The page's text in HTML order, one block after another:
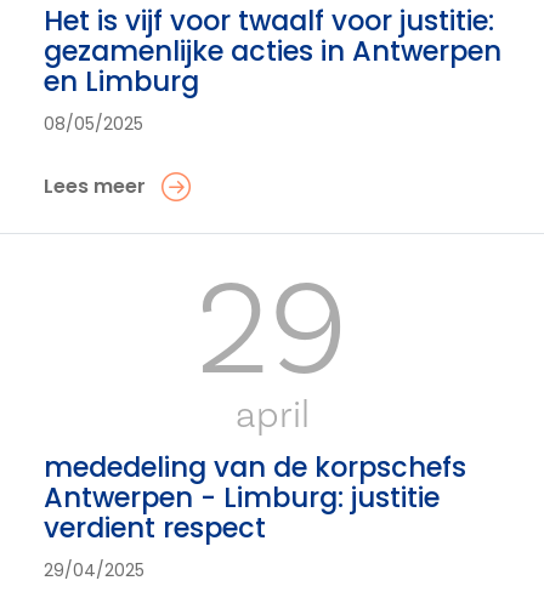
Het is vijf voor twaalf voor justitie:
gezamenlijke acties in Antwerpen
en Limburg
08/05/2025
Lees meer
29
april
mededeling van de korpschefs
Antwerpen - Limburg: justitie
verdient respect
29/04/2025